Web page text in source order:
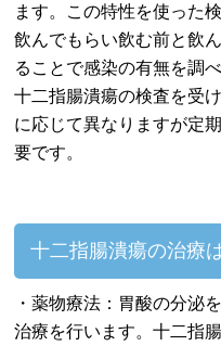
ます。この特性を使った
飲んでもらい飲む前と飲
ることで感染の有無を調
十二指腸潰瘍の検査を受
に応じて異なりますが定
要です。
十二指腸潰瘍の治療
・薬物療法：胃酸の分泌
治療を行います。十二指